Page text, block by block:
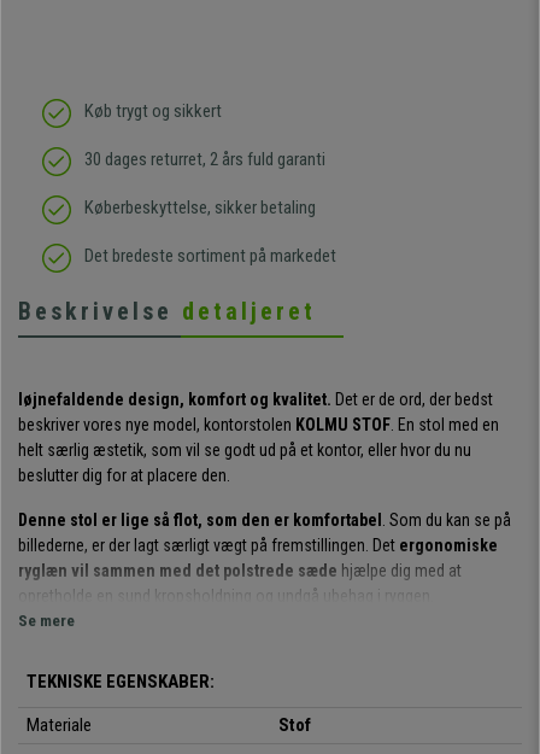
Køb trygt og sikkert
30 dages returret, 2 års fuld garanti
Køberbeskyttelse, sikker betaling
Det bredeste sortiment på markedet
Beskrivelse detaljeret
Iøjnefaldende design, komfort og kvalitet. Det er de ord, der bedst
beskriver vores nye model, kontorstolen KOLMU STOF . En stol med en
helt særlig æstetik, som vil se godt ud på et kontor, eller hvor du nu
beslutter dig for at placere den.
Denne stol er lige så flot, som den er komfortabel
. Som du kan se på
billederne, er der lagt særligt vægt på fremstillingen. Det ergonomiske
ryglæn vil sammen med det polstrede sæde hjælpe dig med at
opretholde en sund kropsholdning og undgå ubehag i ryggen.
passer til dit rum. Den fås også med læderbetræk.
Et produkt, hvor der er brugt materialer af højeste kvalitet
Se mere
TEKNISKE EGENSKABER:
Materiale
Stof